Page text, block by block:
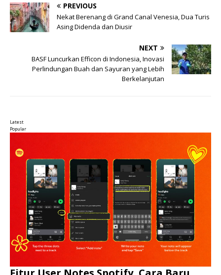
PREVIOUS
Nekat Berenang di Grand Canal Venesia, Dua Turis
Asing Didenda dan Diusir
NEXT
BASF Luncurkan Efficon di Indonesia, Inovasi
Perlindungan Buah dan Sayuran yang Lebih
Berkelanjutan
Latest
Popular